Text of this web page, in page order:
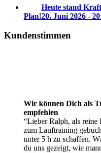
Heute stand
Plan!20. Juni 2026 -
Kundenstimmen
Wir können Dich als
empfehlen
Lieber Ralph, als reine
zum Lauftraining
unter 5 h zu schaffen.
du uns gezeigt, wie